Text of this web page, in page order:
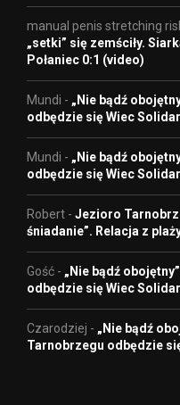
manual penis stretching
„setki” się zemściły.
Połaniec 0:1 (video)
Mundi - „Nie bądź
odbędzie się Wiec
Mundi - „Nie bądź
odbędzie się Wiec
Robert - Jezioro
śniadanie”. Relacja z
Gość - „Nie bądź
odbędzie się Wiec
Czarodziej - „Nie bądź
Tarnobrzegu odbędzie